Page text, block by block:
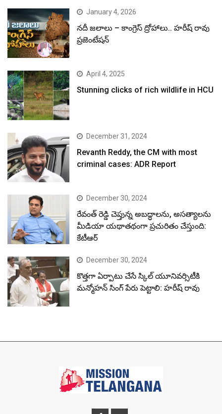
January 4, 2026
నదీ జలాలు – కాంగ్రెస్ ద్రోహాలు.. హరీష్ రావు
ప్రజెంటేషన్
April 4, 2025
Stunning clicks of rich wildlife in HCU
December 31, 2024
Revanth Reddy, the CM with most
criminal cases: ADR Report
December 30, 2024
రేవంత్ రెడ్డి చెప్తున్న అబద్ధాలను, అసత్యాలను
మీడియా యథాతథంగా ప్రచురితం చేస్తుంది:
కేటీఆర్
December 30, 2024
కొత్తగా ఏర్పాటు చేసే స్కిల్ యూనివర్సిటీకి
మన్మోహన్ సింగ్ పేరు పెట్టాలి: హరీష్ రావు